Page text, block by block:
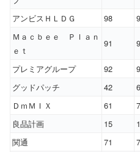
アンビスＨＬＤＧ 98
Ｍａｃｂｅｅ Ｐｌａｎ
ｅｔ
91
プレミアグループ 92
グッドパッチ
42
ＤｍＭＩＸ
61
良品計画
15
関通
71